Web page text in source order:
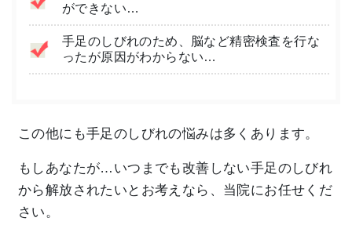
ができない…
手足のしびれのため、脳など精密検査を行な
ったが原因がわからない…
この他にも手足のしびれの悩みは多くあります。
もしあなたが…いつまでも改善しない手足のしびれ
から解放されたいとお考えなら、当院にお任せくだ
さい。